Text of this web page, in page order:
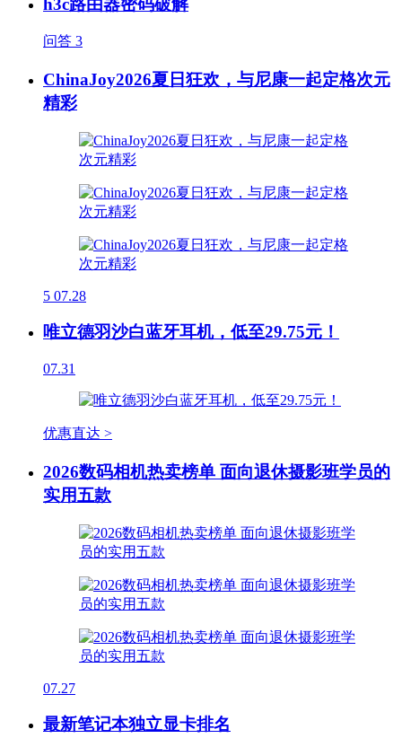
问答 3
ChinaJoy2026夏日狂欢，与尼康一起定格次元
精彩
5 07.28
唯立德羽沙白蓝牙耳机，低至29.75元！
07.31
优惠直达 >
2026数码相机热卖榜单 面向退休摄影班学员的
实用五款
07.27
最新笔记本独立显卡排名